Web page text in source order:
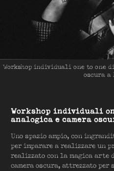
Workshop individuali one to one
oscura a
Workshop individuali
analogica e camera
Uno spazio ampio, con
per imparare a realizzare un
realizzato con la magica arte
camera oscura, attrezzato per